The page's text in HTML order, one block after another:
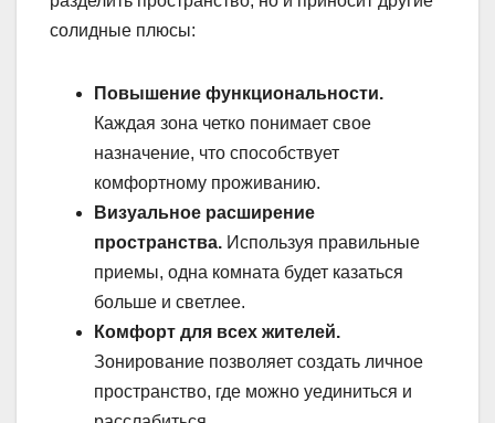
солидные плюсы:
Повышение функциональности.
Каждая зона четко понимает свое
назначение, что способствует
комфортному проживанию.
Визуальное расширение
пространства. Используя правильные
приемы, одна комната будет казаться
больше и светлее.
Комфорт для всех жителей.
Зонирование позволяет создать личное
пространство, где можно уединиться и